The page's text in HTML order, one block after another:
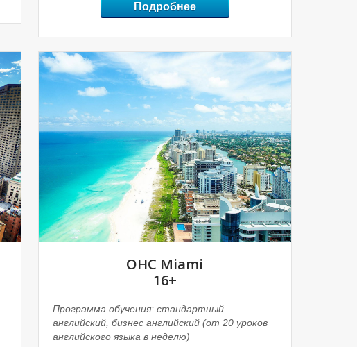
Подробнее
OHC Miami
16+
Программа обучения: стандартный
английский, бизнес английский (от 20 уроков
английского языка в неделю)